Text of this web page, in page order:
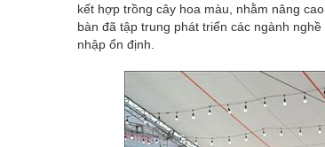
kết hợp trồng cây hoa màu, nhằm nâng
bàn đã tập trung phát triển các ngành
nhập ổn định.